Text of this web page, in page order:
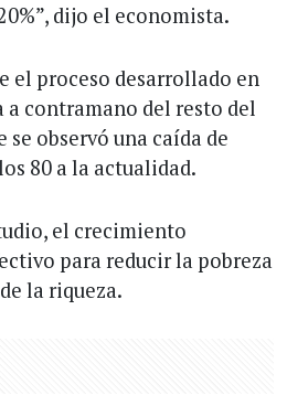
dijo el economista.
el proceso desarrollado en
contramano del resto del
observó una caída de
80 a la actualidad.
el crecimiento
para reducir la pobreza
la riqueza.